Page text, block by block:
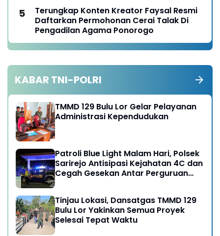
Terungkap Konten Kreator Faysal Resmi
Daftarkan Permohonan Cerai Talak Di
Pengadilan Agama Ponorogo
KABAR TNI-POLRI
TMMD 129 Bulu Lor Gelar Pelayanan
Administrasi Kependudukan
Patroli Blue Light Malam Hari, Polsek
Sarirejo Antisipasi Kejahatan 4C dan
Cegah Gesekan Antar Perguruan
Tinjau Lokasi, Dansatgas TMMD 129
Bulu Lor Yakinkan Semua Proyek
Selesai Tepat Waktu